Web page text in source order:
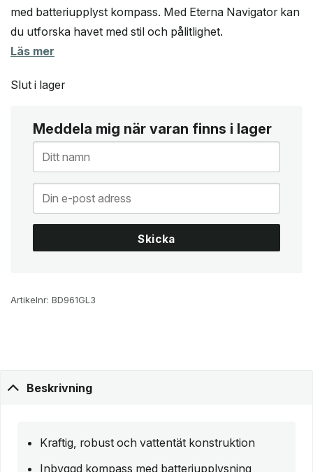
med batteriupplyst kompass. Med Eterna Navigator kan
du utforska havet med stil och pålitlighet.
Läs mer
Slut i lager
Meddela mig när varan finns i lager
Skicka
Artikelnr: BD961GL3
Beskrivning
Kraftig, robust och vattentät konstruktion
Inbyggd kompass med batteriupplysning